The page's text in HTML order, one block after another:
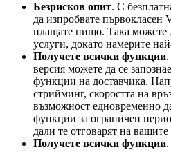
Безрисков опит. С
да изпробвате първокласен
плащате нищо. Така можете
услуги, докато намерите
Получете всички функции
версия можете да се
функции на доставчика.
стрийминг, скоростта на
възможност едновременно
функции за ограничен
дали те отговарят на
Получете всички функции